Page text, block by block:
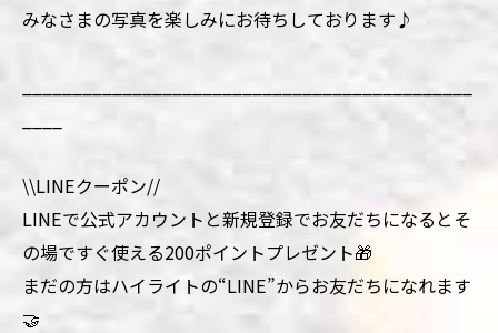
みなさまの写真を楽しみにお待ちしております♪
\\LINEクーポン//
LINEで公式アカウントと新規登録でお友だちになるとそ
の場ですぐ使える200ポイントプレゼント🎁
まだの方はハイライトの“LINE”からお友だちになれます
🤝